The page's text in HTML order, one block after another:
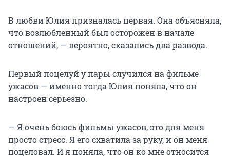
В любви Юлия призналась первая. Она объясняла,
что возлюбленный был осторожен в начале
отношений, — вероятно, сказались два развода.
Первый поцелуй у пары случился на фильме
ужасов — именно тогда Юлия поняла, что он
настроен серьезно.
— Я очень боюсь фильмы ужасов, это для меня
просто стресс. Я его схватила за руку, и он меня
поцеловал. И я поняла, что он ко мне относится